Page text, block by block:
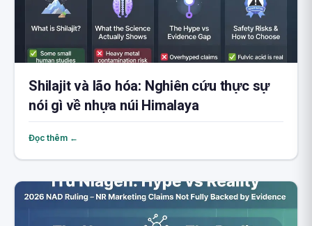
Shilajit và lão hóa: Nghiên cứu thực sự
nói gì về nhựa núi Himalaya
Đọc thêm ←